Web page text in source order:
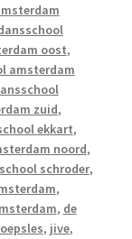
oost,
amsterdam
zuid,
ekkart,
noord,
schroder,
,
, de
, jive,